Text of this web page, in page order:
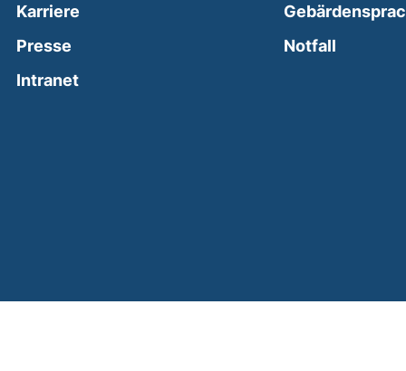
Karriere
Presse
Intranet(external link, opens in a new window)
Notfall